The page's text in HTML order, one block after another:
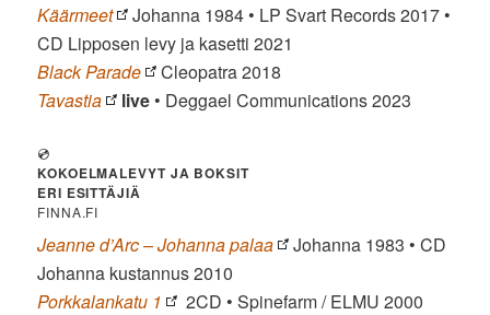
Käärmeet
Johanna 1984 • LP Svart Records 2017 •
CD Lipposen levy ja kasetti 2021
Black Parade
Cleopatra 2018
Tavastia
live • Deggael Communications 2023
💿
KOKOELMALEVYT JA BOKSIT
ERI ESITTÄJIÄ
FINNA.FI
Jeanne d’Arc – Johanna palaa
Johanna 1983 • CD
Johanna kustannus 2010
Porkkalankatu 1
2CD • Spinefarm / ELMU 2000